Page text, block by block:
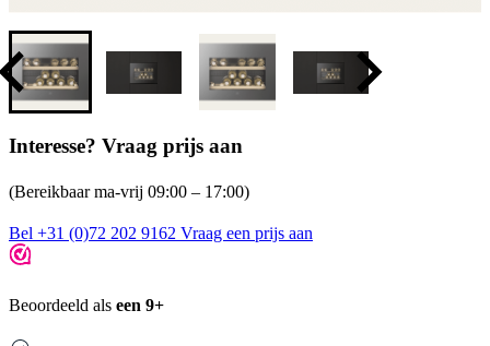
Interesse? Vraag prijs aan
(Bereikbaar ma-vrij 09:00 – 17:00)
Bel +31 (0)72 202 9162 Vraag een prijs aan
Beoordeeld als een 9+